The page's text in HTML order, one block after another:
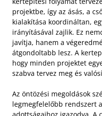
projektbe, így az ásás, a
kialakítása koordináltan,
irányításával zajlik. Ez
javítja, hanem a
átgondoltabb lesz. A
hogy minden projektet
szabva tervez meg és
Az öntözési megoldások
legmegfelelőbb rendszert